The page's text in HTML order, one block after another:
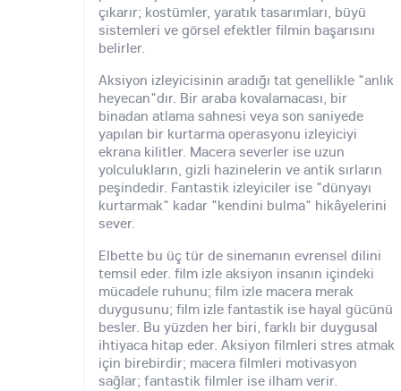
çıkarır; kostümler, yaratık tasarımları, büyü
sistemleri ve görsel efektler filmin başarısını
belirler.
Aksiyon izleyicisinin aradığı tat genellikle "anlık
heyecan"dır. Bir araba kovalamacası, bir
binadan atlama sahnesi veya son saniyede
yapılan bir kurtarma operasyonu izleyiciyi
ekrana kilitler. Macera severler ise uzun
yolculukların, gizli hazinelerin ve antik sırların
peşindedir. Fantastik izleyiciler ise "dünyayı
kurtarmak" kadar "kendini bulma" hikâyelerini
sever.
Elbette bu üç tür de sinemanın evrensel dilini
temsil eder. film izle aksiyon insanın içindeki
mücadele ruhunu; film izle macera merak
duygusunu; film izle fantastik ise hayal gücünü
besler. Bu yüzden her biri, farklı bir duygusal
ihtiyaca hitap eder. Aksiyon filmleri stres atmak
için birebirdir; macera filmleri motivasyon
sağlar; fantastik filmler ise ilham verir.